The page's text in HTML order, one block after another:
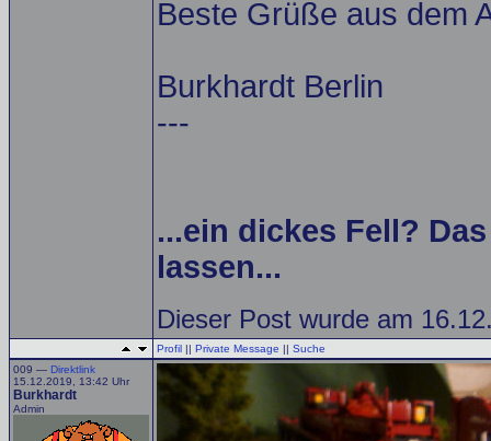
Beste Grüße aus dem
Burkhardt Berlin
---
...ein dickes Fell?
lassen...
Dieser Post wurde am
Profil || Private Message || Suche
009 — Direktlink
15.12.2019, 13:42 Uhr
Burkhardt
Admin